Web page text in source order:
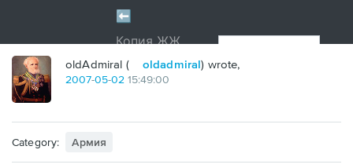
oldAdmiral ( oldadmiral) wrote,
2007-05-02 15:49:00
Category: Армия